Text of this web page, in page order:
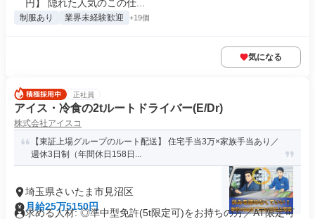
円】 隠れた人気のこの仕...
制服あり 業界未経験歓迎 +19個
気になる
正社員
アイス・冷食の2tルートドライバー(E/Dr)
株式会社アイスコ
【東証上場グループのルート配送】 住宅手当3万×家族手当あり／
週休3日制（年間休日158日...
埼玉県さいたま市見沼区
月給25万5150円
求める人材: ◎準中型免許(5t限定可)をお持ちの方／AT限定可